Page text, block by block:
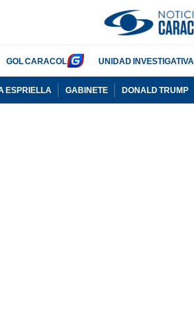
GOL CARACOL UNIDAD INVESTIGATIVA
ESPRIELLA GABINETE DONALD TRUMP